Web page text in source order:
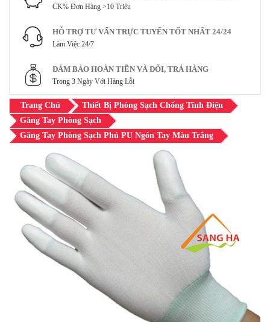
CK% Đơn Hàng >10 Triệu
HỖ TRỢ TƯ VẤN TRỰC TUYẾN TỐT NHẤT 24/24
Làm Việc 24/7
ĐẢM BẢO HOÀN TIỀN VÀ ĐỔI, TRẢ HÀNG
Trong 3 Ngày Với Hàng Lỗi
Trang Chủ
Thiết Bị Phòng Sạch Chống Tĩnh Điện
Găng Tay Phòng Sạch
Găng Tay Phòng Sạch Phủ PU Ngón Tay Màu Trắng